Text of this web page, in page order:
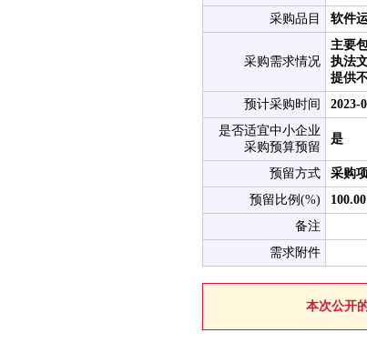
采购品目
软件
采购需求情况
主要
执法
提供
预计采购时间
2023-
是否适宜中小企业
采购预算预留
是
预留方式
采购
预留比例(%)
备注
需求附件
本次公开